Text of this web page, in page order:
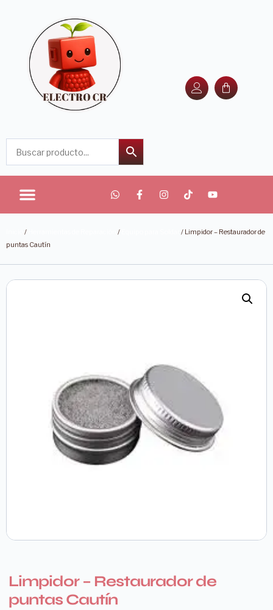
/ /
/ Limpidor – Restaurador de
puntas Cautín
Limpidor – Restaurador de
puntas Cautín